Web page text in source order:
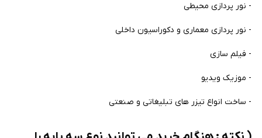
- نور پردازی محیطی
- نور پردازی معماری و دکوراسیون داخلی
- فیلم سازی
- موزیک ویدیو
- ساخت انواع تیزر های تبلیغاتی و صنعتی